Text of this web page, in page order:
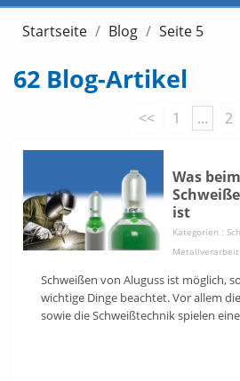
Startseite Blog Seite 5
62 Blog-Artikel
<< 1 ... 2
Was
ist
Kategorien :
Schweißen von Aluguss ist möglich,
wichtige Dinge beachtet. Vor allem
sowie die Schweißtechnik spielen